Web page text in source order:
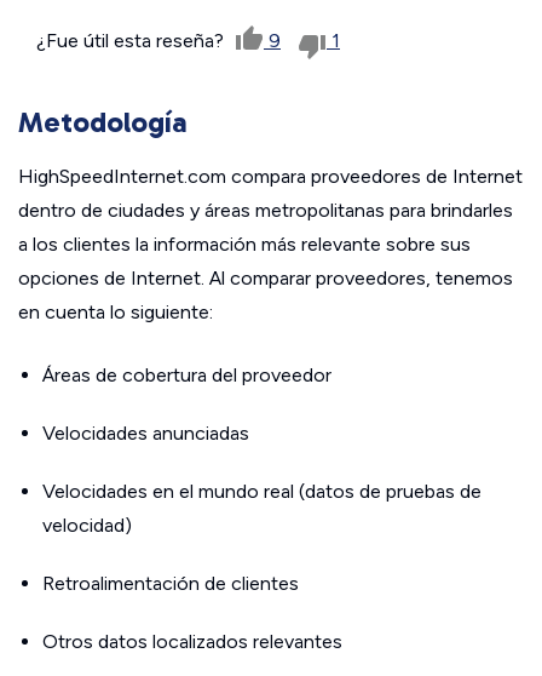
¿Fue útil esta reseña? 9 1
Metodología
HighSpeedInternet.com compara proveedores de Internet
dentro de ciudades y áreas metropolitanas para brindarles
a los clientes la información más relevante sobre sus
opciones de Internet. Al comparar proveedores, tenemos
en cuenta lo siguiente:
Áreas de cobertura del proveedor
Velocidades anunciadas
Velocidades en el mundo real (datos de pruebas de
velocidad)
Retroalimentación de clientes
Otros datos localizados relevantes